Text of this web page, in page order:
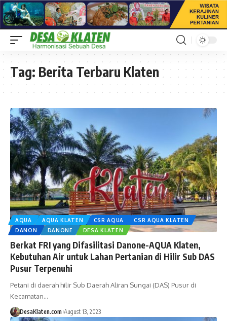
Tag: Berita Terbaru Klaten
AQUA AQUA KLATEN CSR AQUA
CSR AQUA KLATEN
DANON
DANONE DESA KLATEN
Berkat FRI yang Difasilitasi Danone-AQUA Klaten,
Kebutuhan Air untuk Lahan Pertanian di Hilir Sub DAS
Pusur Terpenuhi
Petani di daerah hilir Sub Daerah Aliran Sungai (DAS) Pusur di
Kecamatan…
DesaKlaten.com August 13, 2023